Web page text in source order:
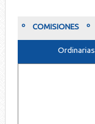
º COMISIONES º
Ordinarias